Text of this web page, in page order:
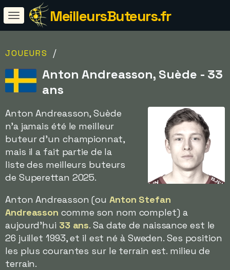
MeilleursButeurs.fr
JOUEURS /
Anton Andreasson, Suède - 33
ans
Anton Andreasson, Suède
n'a jamais été le meilleur
buteur d'un championnat,
mais il a fait partie de la
liste des meilleurs buteurs
de Superettan 2025.
Anton Andreasson (ou Anton Stefan
Andreasson comme son nom complet) a
aujourd'hui 33 ans. Sa date de naissance est le
26 juillet 1993, et il est né à Sweden. Ses position
les plus courantes sur le terrain est. milieu de
terrain.